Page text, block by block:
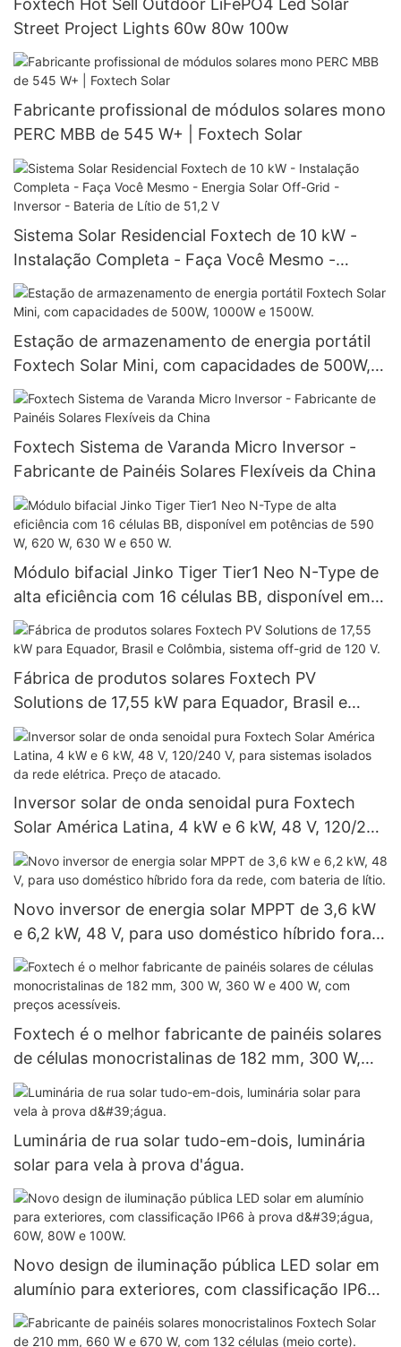
Foxtech Hot Sell Outdoor LiFePO4 Led Solar
Street Project Lights 60w 80w 100w
Fabricante profissional de módulos solares mono
PERC MBB de 545 W+ | Foxtech Solar
Sistema Solar Residencial Foxtech de 10 kW -
Instalação Completa - Faça Você Mesmo -
Energia Solar Off-Grid - Inversor - Bateria de
Lítio de 51,2 V
Estação de armazenamento de energia portátil
Foxtech Solar Mini, com capacidades de 500W,
1000W e 1500W.
Foxtech Sistema de Varanda Micro Inversor -
Fabricante de Painéis Solares Flexíveis da China
Módulo bifacial Jinko Tiger Tier1 Neo N-Type de
alta eficiência com 16 células BB, disponível em
potências de 590 W, 620 W, 630 W e 650 W.
Fábrica de produtos solares Foxtech PV
Solutions de 17,55 kW para Equador, Brasil e
Colômbia, sistema off-grid de 120 V.
Inversor solar de onda senoidal pura Foxtech
Solar América Latina, 4 kW e 6 kW, 48 V, 120/240
V, para sistemas isolados da rede elétrica. Preço
de atacado.
Novo inversor de energia solar MPPT de 3,6 kW
e 6,2 kW, 48 V, para uso doméstico híbrido fora
da rede, com bateria de lítio.
Foxtech é o melhor fabricante de painéis solares
de células monocristalinas de 182 mm, 300 W,
360 W e 400 W, com preços acessíveis.
Luminária de rua solar tudo-em-dois, luminária
solar para vela à prova d'água.
Novo design de iluminação pública LED solar em
alumínio para exteriores, com classificação IP66
à prova d'água, 60W, 80W e 100W.